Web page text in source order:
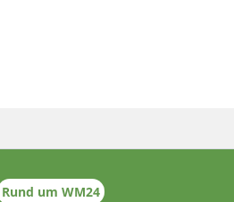
Rund um WM24